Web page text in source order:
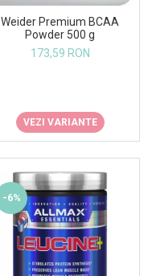
Weider Premium BCAA
Powder 500 g
173,59 RON
VEZI VARIANTE
-6%